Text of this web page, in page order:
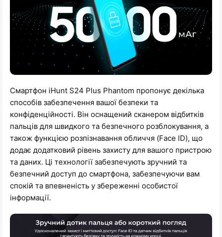
Смартфон iHunt S24 Plus Phantom пропонує декілька
способів забезпечення вашої безпеки та
конфіденційності. Він оснащений сканером відбитків
пальців для швидкого та безпечного розблокування, а
також функцією розпізнавання обличчя (Face ID), що
додає додатковий рівень захисту для вашого пристрою
та даних. Ці технології забезпечують зручний та
безпечний доступ до смартфона, забезпечуючи вам
спокій та впевненість у збереженні особистої
інформації.